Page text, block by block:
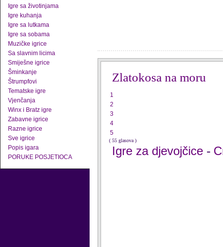
Igre sa životinjama
Igre kuhanja
Igre sa lutkama
Igre sa sobama
Muzičke igrice
Sa slavnim licima
Smiješne igrice
Šminkanje
Štrumpfovi
Tematske igre
Vjenčanja
Winx i Bratz igre
Zabavne igrice
Razne igrice
Sve igrice
Popis igara
PORUKE POSJETIOCA
Zlatokosa na moru
1
2
3
4
5
( 55 glasova )
Igre za djevojčice -